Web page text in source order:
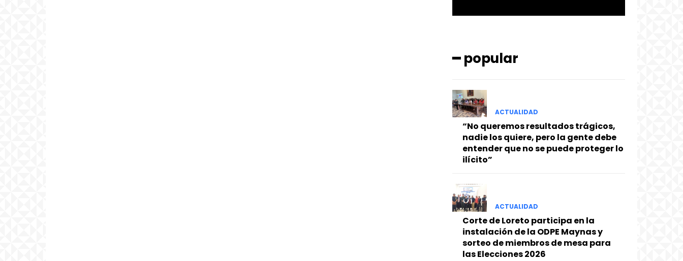
━ popular
ACTUALIDAD
“No queremos resultados trágicos,
nadie los quiere, pero la gente debe
entender que no se puede proteger lo
ilícito”
ACTUALIDAD
Corte de Loreto participa en la
instalación de la ODPE Maynas y
sorteo de miembros de mesa para
las Elecciones 2026